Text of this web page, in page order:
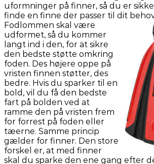
uformninger på finner, så du er
finde en finne der passer til dit
Fodlommen skal være
udformet, så du kommer
langt ind i den, for at sikre
den bedste støtte omkring
foden. Des højere oppe på
vristen finnen støtter, des
bedre. Hvis du sparker til en
bold, vil du få den bedste
fart på bolden ved at
ramme den på vristen frem
for forrest på foden eller
tæerne. Samme princip
gælder for finner. Den store
forskel er, at med finner
skal du sparke den ene gang efter